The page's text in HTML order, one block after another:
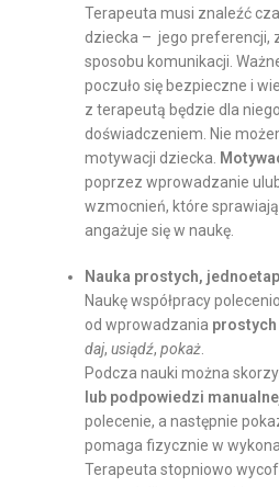
Terapeuta musi znaleźć
dziecka – jego preferencji,
sposobu komunikacji.
poczuło się bezpieczne i
z terapeutą będzie dla
doświadczeniem. Nie
motywacji dziecka.
poprzez wprowadzanie
wzmocnień, które
angażuje się w naukę.
Nauka prostych,
Naukę współpracy
od wprowadzania
daj, usiądź, pokaż.
Podcza nauki można
lub podpowiedzi
polecenie, a następnie
pomaga fizycznie w
Terapeuta stopniowo